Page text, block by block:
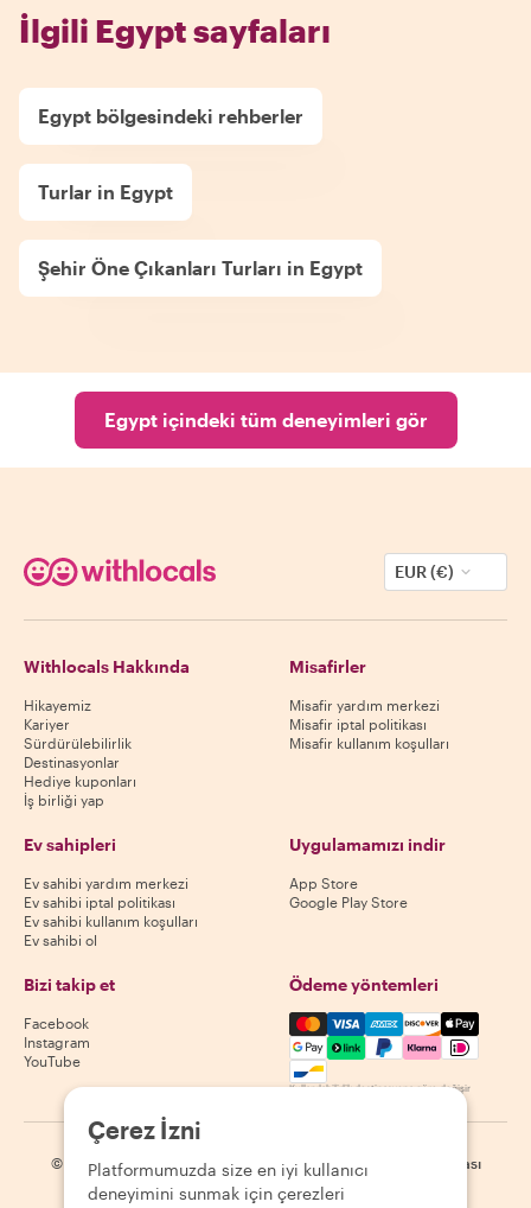
İlgili Egypt sayfaları
Egypt bölgesindeki rehberler
Turlar in Egypt
Şehir Öne Çıkanları Turları in Egypt
Egypt içindeki tüm deneyimleri gör
EUR (€)
Withlocals Hakkında
Hikayemiz
Kariyer
Sürdürülebilirlik
Destinasyonlar
Hediye kuponları
İş birliği yap
Misafirler
Misafir yardım merkezi
Misafir iptal politikası
Misafir kullanım koşulları
Ev sahipleri
Ev sahibi yardım merkezi
Ev sahibi iptal politikası
Ev sahibi kullanım koşulları
Ev sahibi ol
Uygulamamızı indir
App Store
Google Play Store
Bizi takip et
Facebook
Instagram
YouTube
Ödeme yöntemleri
Mastercard, Visa, Amex,
Kullanılabilirlik destinasyona göre değişir
© 2026 Withlocals.com Gizlilik Politikası | Site haritası
Çerez İzni
Platformumuzda size en iyi kullanıcı
deneyimini sunmak için çerezleri